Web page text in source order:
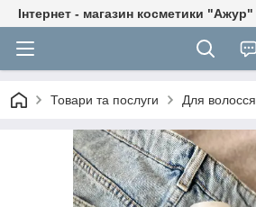
Інтернет - магазин косметики "Ажур"
Товари та послуги Для волосся